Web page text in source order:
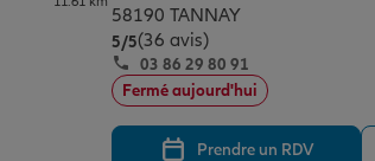
58190 TANNAY
5/5Note de 5 sur 5
(36 avis)
03 86 29 80 91
Fermé aujourd'hui
Prendre un RDV